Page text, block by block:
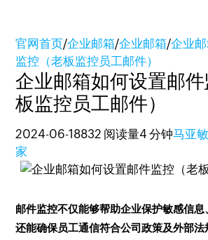
官网首页/企业邮箱/企业邮箱/企业
监控（老板监控员工邮件）
企业邮箱如何设置邮
板监控员工邮件）
2024-06-18832 阅读量4 分钟马亚
家
邮件监控不仅能够帮助企业保护敏感信息
还能确保员工通信符合公司政策及外部法